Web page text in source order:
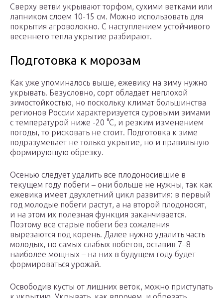
Сверху ветви укрывают торфом, сухими ветками или
лапником слоем 10-15 см. Можно использовать для
покрытия агроволокно. С наступлением устойчивого
весеннего тепла укрытие разбирают.
Подготовка к морозам
Как уже упоминалось выше, ежевику на зиму нужно
укрывать. Безусловно, сорт обладает неплохой
зимостойкостью, но поскольку климат большинства
регионов России характеризуется суровыми зимами
с температурой ниже -20 °C, и резким изменением
погоды, то рисковать не стоит. Подготовка к зиме
подразумевает не только укрытие, но и правильную
формирующую обрезку.
Осенью следует удалить все плодоносившие в
текущем году побеги – они больше не нужны, так как
ежевика имеет двухлетний цикл развития: в первый
год молодые побеги растут, а на второй плодоносят,
и на этом их полезная функция заканчивается.
Поэтому все старые побеги без сожаления
вырезаются под корень. Далее нужно удалить часть
молодых, но самых слабых побегов, оставив 7–8
наиболее мощных – на них в будущем году будет
формироваться урожай.
Освободив кусты от лишних веток, можно приступать